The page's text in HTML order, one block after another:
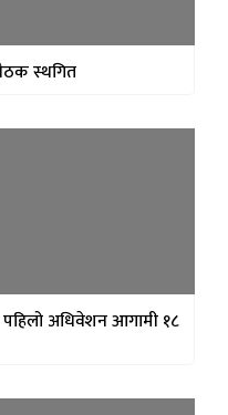
स्थगित
पहिलो अधिवेशन आगामी १८